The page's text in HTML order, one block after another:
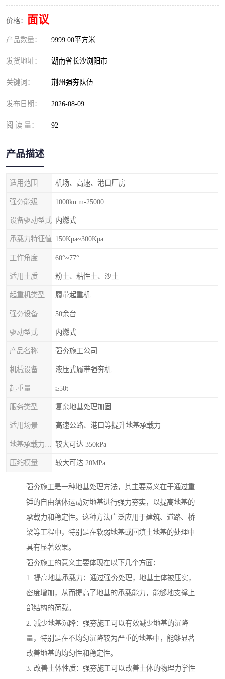
价格： 面议
产品数量： 9999.00平方米
发货地址： 湖南省长沙浏阳市
关键词： 荆州强夯队伍
发布日期： 2026-08-09
阅 读 量： 92
产品描述
适用范围 机场、高速、港口厂房
强夯能级 1000kn.m-25000
设备驱动型式 内燃式
承载力特征值 150Kpa~300Kpa
工作角度 60°~77°
适用土质 粉土、粘性土、沙土
起重机类型 履带起重机
强夯设备 50余台
驱动型式 内燃式
产品名称 强夯施工公司
机械设备 液压式履带强夯机
起重量 ≥50t
服务类型 复杂地基处理加固
适用场景 高速公路、港口等提升地基承载力
较大可达 350kPa
压缩模量 较大可达 20MPa
强夯施工是一种地基处理方法，其主要意义在于通过重
锤的自由落体运动对地基进行强力夯实，以提高地基的
承载力和稳定性。这种方法广泛应用于建筑、道路、桥
梁等工程中，特别是在软弱地基或回填土地基的处理中
具有显著效果。
强夯施工的意义主要体现在以下几个方面：
1. 提高地基承载力：通过强夯处理，地基土体被压实，
密度增加，从而提高了地基的承载能力，能够地支撑上
部结构的荷载。
2. 减少地基沉降：强夯施工可以有效减少地基的沉降
量，特别是在不均匀沉降较为严重的地基中，能够显著
改善地基的均匀性和稳定性。
3. 改善土体性质：强夯施工可以改善土体的物理力学性